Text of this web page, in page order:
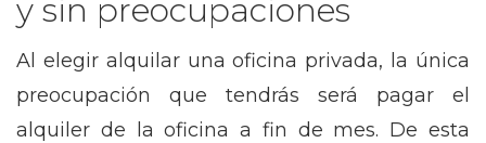
y sin preocupaciones
Al elegir alquilar una oficina privada, la única
preocupación que tendrás será pagar el
alquiler de la oficina a fin de mes. De esta